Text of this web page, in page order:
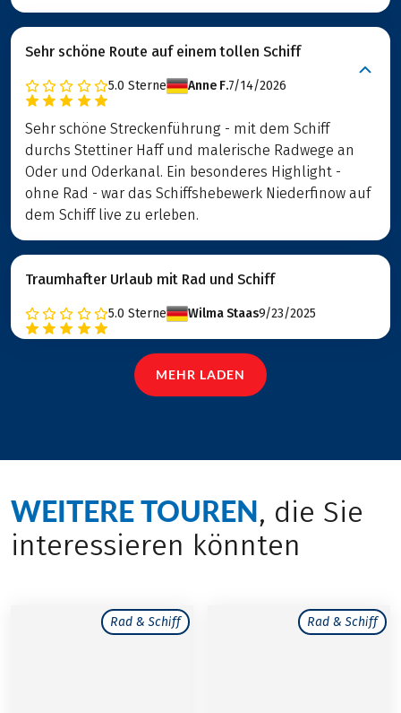
Sehr schöne Route auf einem tollen Schiff
5.0 Sterne Anne F.7/14/2026
Sehr schöne Streckenführung - mit dem Schiff
durchs Stettiner Haff und malerische Radwege an
Oder und Oderkanal. Ein besonderes Highlight -
ohne Rad - war das Schiffshebewerk Niederfinow auf
dem Schiff live zu erleben.
Traumhafter Urlaub mit Rad und Schiff
5.0 Sterne Wilma Staas9/23/2025
MEHR LADEN
WEITERE TOUREN, die Sie
interessieren könnten
Rad & Schiff Rad & Schiff